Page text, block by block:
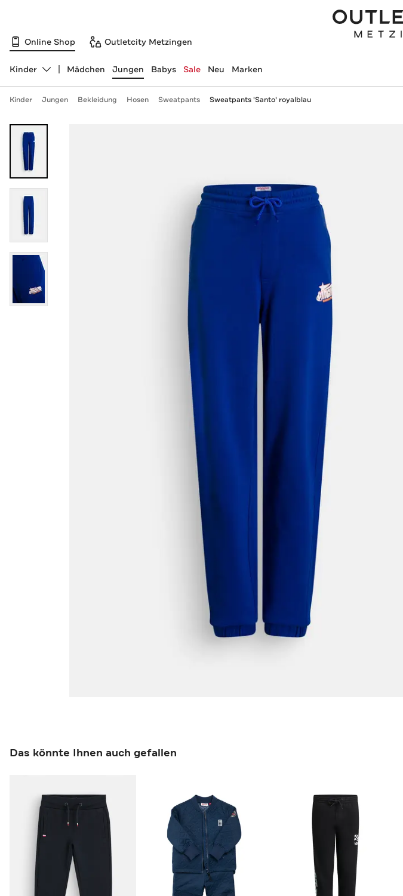
Online Shop Outletcity Metzingen
Abteilung ändern, ausgewählt:
Kinder Mädchen Jungen Babys Sale Neu Marken
Kinder Jungen Bekleidung Hosen Sweatpants Sweatpants 'Santo' royalblau
Das könnte Ihnen auch gefallen